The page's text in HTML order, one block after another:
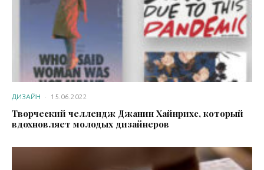
ДИЗАЙН · 15.06.2022
Творческий челлендж Джанин Хайнрихс, который
вдохновляет молодых дизайнеров